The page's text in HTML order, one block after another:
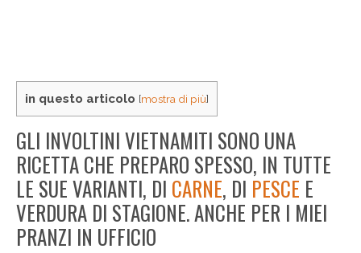
in questo articolo [mostra di più]
GLI INVOLTINI VIETNAMITI SONO UNA
RICETTA CHE PREPARO SPESSO, IN TUTTE
LE SUE VARIANTI, DI CARNE, DI PESCE E
VERDURA DI STAGIONE. ANCHE PER I MIEI
PRANZI IN UFFICIO